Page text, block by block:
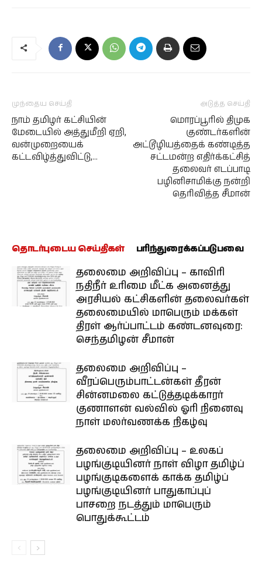
முந்தைய செய்தி
நாம் தமிழர் கட்சியின்
மேடையில் அத்துமீறி ஏறி,
வன்முறையைக்
கட்டவிழ்த்துவிட்டு,…
அடுத்த செய்தி
மொரப்பூரில் திமுக
குண்டர்களின்
அட்டூழியத்தைக் கண்டித்த
சட்டமன்ற எதிர்க்கட்சித்
தலைவர் எடப்பாடி
பழினிசாமிக்கு நன்றி
தெரிவித்த சீமான்
தொடர்புடைய செய்திகள் பரிந்துரைக்கப்படுபவை
தலைமை அறிவிப்பு – காவிரி
நதிநீர் உரிமை மீட்க அனைத்து
அரசியல் கட்சிகளின் தலைவர்கள்
தலைமையில் மாபெரும் மக்கள்
திரள் ஆர்ப்பாட்டம் கண்டனவுரை:
செந்தமிழன் சீமான்
தலைமை அறிவிப்பு –
வீரப்பெரும்பாட்டன்கள் தீரன்
சின்னமலை கட்டுத்தடிக்காரர்
குணாளன் வல்வில் ஓரி நினைவு
நாள் மலர்வணக்க நிகழ்வு
தலைமை அறிவிப்பு – உலகப்
பழங்குடியினர் நாள் விழா தமிழ்ப்
பழங்குடிகளைக் காக்க தமிழ்ப்
பழங்குடியினர் பாதுகாப்புப்
பாசறை நடத்தும் மாபெரும்
பொதுக்கூட்டம்